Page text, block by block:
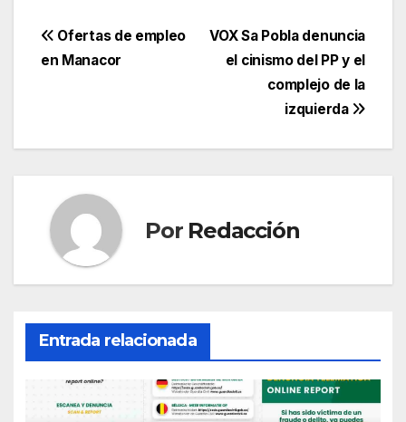
c
e
o
itt
er
ail at
p
e
gr
m
p
ar
Navegación
VOX Sa Pobla denuncia
el cinismo del PP y el
complejo de la
izquierda
Ofertas de empleo
en Manacor
Por Redacción
Entrada relacionada